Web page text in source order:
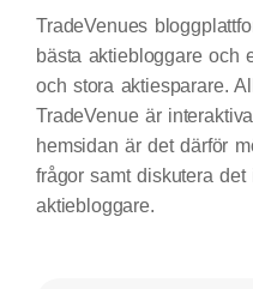
TradeVenues
bästa aktiebloggare och
och stora aktiesparare.
TradeVenue är
hemsidan är det därför
frågor samt diskutera
aktiebloggare.